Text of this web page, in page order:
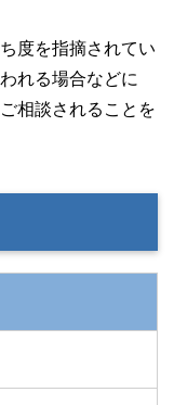
度を指摘されてい
れる場合などに
相談されることを